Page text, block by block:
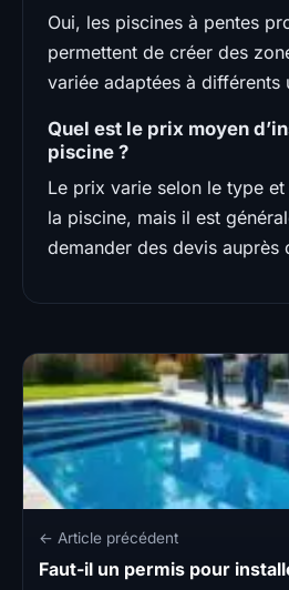
Oui, les piscines à pentes
permettent de créer des
variée adaptées à différents
Quel est le prix moyen
piscine ?
Le prix varie selon le type
la piscine, mais il est
demander des devis auprès
← Article précédent
Faut-il un permis pour